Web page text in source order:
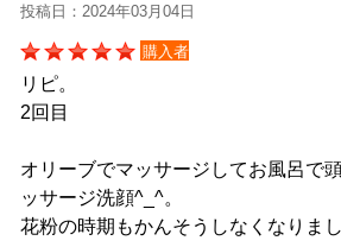
投稿日：2024年03月04日
購入者
リピ。
2回目
オリーブでマッサージしてお風呂で
ッサージ洗顔^_^。
花粉の時期もかんそうしなくなりまし